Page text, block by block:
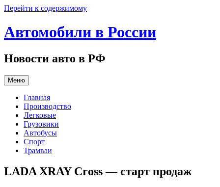
Перейти к содержимому
Автомобили в России
Новости авто в РФ
Меню
Главная
Производство
Легковые
Грузовики
Автобусы
Спорт
Трамваи
LADA XRAY Cross — старт продаж